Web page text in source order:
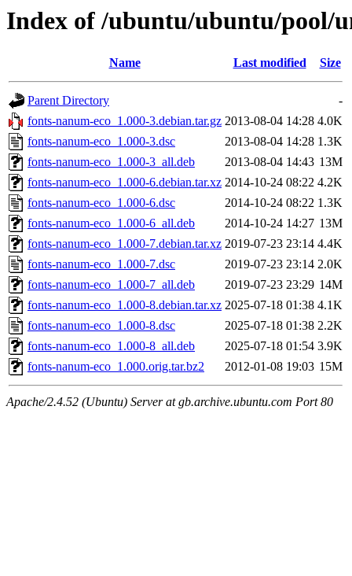
Index of /ubuntu/ubuntu/pool/
Name Last modified Size
Parent Directory
-
fonts-nanum-eco_1.000-3.debian.tar.gz 2013-08-04 14:28 4.0K
fonts-nanum-eco_1.000-3.dsc
2013-08-04 14:28 1.3K
fonts-nanum-eco_1.000-3_all.deb
2013-08-04 14:43 13M
fonts-nanum-eco_1.000-6.debian.tar.xz 2014-10-24 08:22 4.2K
fonts-nanum-eco_1.000-6.dsc
2014-10-24 08:22 1.3K
fonts-nanum-eco_1.000-6_all.deb
2014-10-24 14:27 13M
fonts-nanum-eco_1.000-7.debian.tar.xz 2019-07-23 23:14 4.4K
fonts-nanum-eco_1.000-7.dsc
2019-07-23 23:14 2.0K
fonts-nanum-eco_1.000-7_all.deb
2019-07-23 23:29 14M
fonts-nanum-eco_1.000-8.debian.tar.xz 2025-07-18 01:38 4.1K
fonts-nanum-eco_1.000-8.dsc
2025-07-18 01:38 2.2K
fonts-nanum-eco_1.000-8_all.deb
2025-07-18 01:54 3.9K
fonts-nanum-eco_1.000.orig.tar.bz2
2012-01-08 19:03 15M
Apache/2.4.52 (Ubuntu) Server at gb.archive.ubuntu.com Port 80